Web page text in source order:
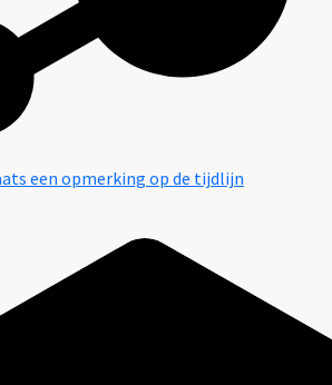
een opmerking op de tijdlijn